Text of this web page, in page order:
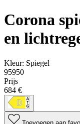
Corona
en
Kleur: Spiegel
95950
Prijs
684 €
Toevoegen aan